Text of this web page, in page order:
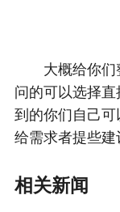
大概给你们
问的可以选择
到的你们自己
给需求者提些建
相关新闻